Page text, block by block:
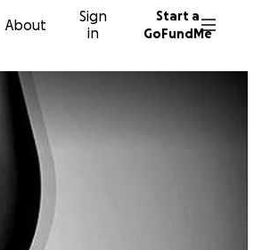
About
Sign
in
Start a
GoFundMe